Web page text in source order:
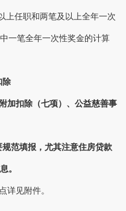
上任职和两笔及以上全年一次
一笔全年一次性奖金的计算
除
加扣除（七项）、公益慈善事
范填报，尤其注意住房贷款
。
详见附件。